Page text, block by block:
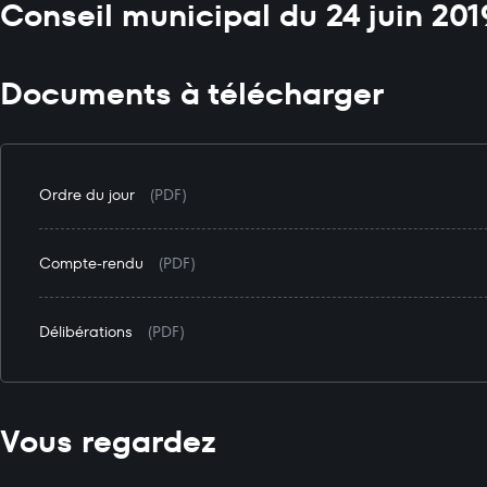
Conseil municipal du 24 juin
Documents à télécharger
Ordre du jour (PDF)
Compte-rendu (PDF)
Délibérations (PDF)
Vous regardez